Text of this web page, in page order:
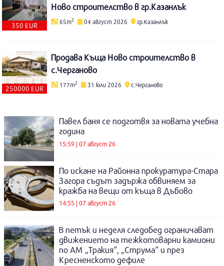
350 EUR
Ново строителство в гр.Казанлък
65m2 04 август 2026 гр.Казанлък
250000 EUR
Продава Къща Ново строителство в
с.Черганово
177m2 31 юли 2026 с.Черганово
Павел баня се подготвя за новата учебна
година
15:59 | 07 август 26
По искане на Районна прокуратура-Стара
Загора съдът задържа обвиняем за
кражба на вещи от къща в Дъбово
14:55 | 07 август 26
В петък и неделя следобед ограничават
движението на тежкотоварни камиони
по АМ „Тракия“, „Струма“ и през
Кресненското дефиле